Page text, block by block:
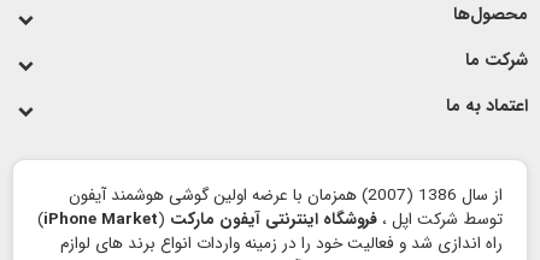
محصول‌ها
شرکت ما
اعتماد به ما
از سال 1386 (2007) همزمان با عرضه اولین گوشی هوشمند آیفون
توسط شرکت اپل ، فروشگاه اینترنتی آیفون مارکت (
iPhone Market
)
راه اندازی شد و فعالیت خود را در زمینه واردات انواع برند های لوازم